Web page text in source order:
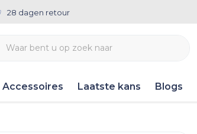
28 dagen retour
Accessoires Laatste kans Blogs